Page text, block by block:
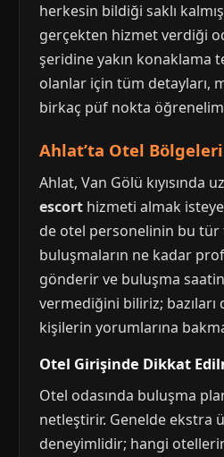
herkesin bildiği saklı
gerçekten hizmet verdiği
şeridine yakın konaklama
olanlar için tüm detayları,
birkaç püf nokta
Ahlat’ta Otel
Ahlat, Van Gölü kıyısında
escort hizmeti almak
de otel personelinin bu tür
buluşmaların ne kadar
gönderir ve buluşma
vermediğini biliriz; bazıları
kişilerin yorumlarına
Otel Girişinde Dikkat
Otel odasında buluşma
netleştirir. Genelde ekstra
deneyimlidir; hangi